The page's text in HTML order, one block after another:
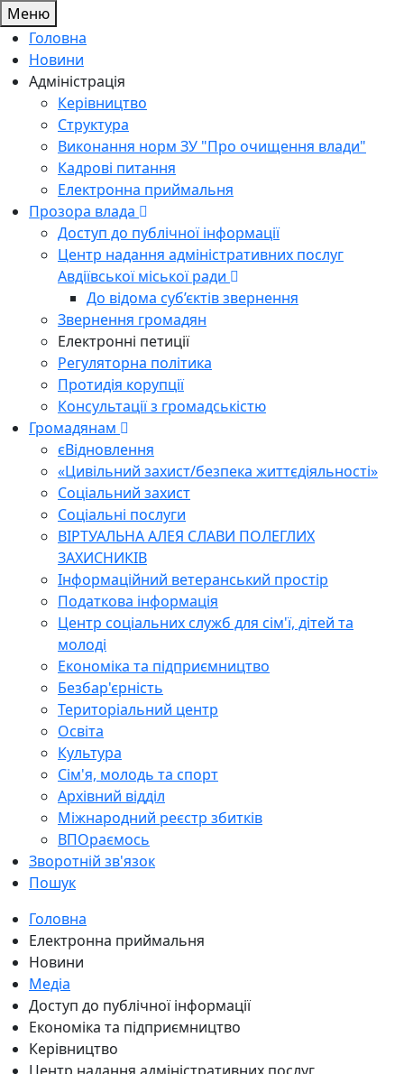
Меню
Головна
Новини
Адміністрація
Керівництво
Структура
Виконання норм ЗУ "Про очищення влади"
Кадрові питання
Електронна приймальня
Прозора влада
Доступ до публічної інформації
Центр надання адміністративних послуг
Авдіївської міської ради
До відома суб’єктів звернення
Звернення громадян
Електронні петиції
Регуляторна політика
Протидія корупції
Консультації з громадськістю
Громадянам
єВідновлення
«Цивільний захист/безпека життєдіяльності»
Соціальний захист
Соціальні послуги
ВІРТУАЛЬНА АЛЕЯ СЛАВИ ПОЛЕГЛИХ
ЗАХИСНИКІВ
Інформаційний ветеранський простір
Податкова інформація
Центр соціальних служб для сім'ї, дітей та
молоді
Економіка та підприємництво
Безбар'єрність
Територіальний центр
Освіта
Культура
Сім'я, молодь та спорт
Архівний відділ
Міжнародний реєстр збитків
ВПОраємось
Зворотній зв'язок
Пошук
Головна
Електронна приймальня
Новини
Медіа
Доступ до публічної інформації
Економіка та підприємництво
Керівництво